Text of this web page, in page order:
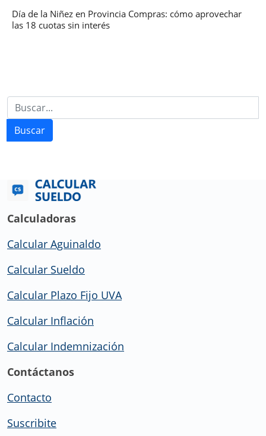
Día de la Niñez en Provincia Compras: cómo aprovechar
las 18 cuotas sin interés
Buscar
Calculadoras
Calcular Aguinaldo
Calcular Sueldo
Calcular Plazo Fijo UVA
Calcular Inflación
Calcular Indemnización
Contáctanos
Contacto
Suscribite